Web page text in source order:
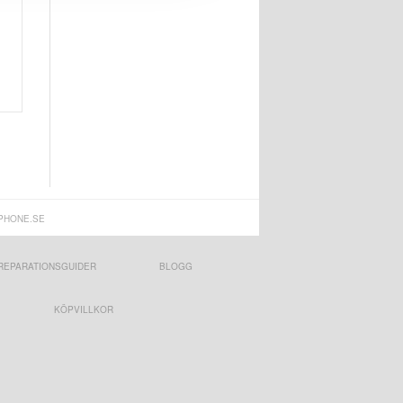
BLOGG
KÖPVILLKOR